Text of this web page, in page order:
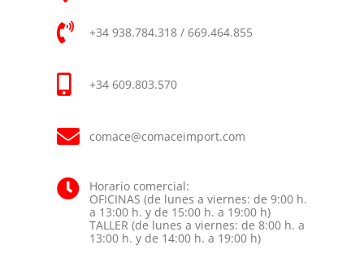
+34 938.784.318 / 669.464.855
+34 609.803.570
comace@comaceimport.com
Horario comercial:
OFICINAS (de lunes a viernes: de 9:00 h.
a 13:00 h. y de 15:00 h. a 19:00 h)
TALLER (de lunes a viernes: de 8:00 h. a
13:00 h. y de 14:00 h. a 19:00 h)